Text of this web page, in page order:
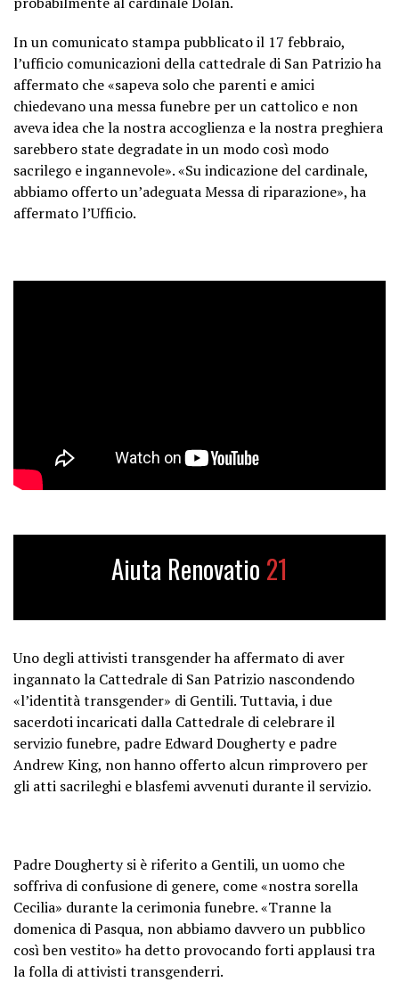
In un comunicato stampa pubblicato il 17 febbraio,
l’ufficio comunicazioni della cattedrale di San Patrizio ha
affermato che «sapeva solo che parenti e amici
chiedevano una messa funebre per un cattolico e non
aveva idea che la nostra accoglienza e la nostra preghiera
sarebbero state degradate in un modo così modo
sacrilego e ingannevole». «Su indicazione del cardinale,
abbiamo offerto un’adeguata Messa di riparazione», ha
affermato l’Ufficio.
Aiuta Renovatio 21
Uno degli attivisti transgender ha affermato di aver
ingannato la Cattedrale di San Patrizio nascondendo
«l’identità transgender» di Gentili. Tuttavia, i due
sacerdoti incaricati dalla Cattedrale di celebrare il
servizio funebre, padre Edward Dougherty e padre
Andrew King, non hanno offerto alcun rimprovero per
gli atti sacrileghi e blasfemi avvenuti durante il servizio.
Padre Dougherty si è riferito a Gentili, un uomo che
soffriva di confusione di genere, come «nostra sorella
Cecilia» durante la cerimonia funebre. «Tranne la
domenica di Pasqua, non abbiamo davvero un pubblico
così ben vestito» ha detto provocando forti applausi tra
la folla di attivisti transgenderri.